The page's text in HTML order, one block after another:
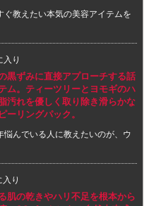
教えたい本気の美容アイテムを
入り
黒ずみに直接アプローチする話
ム。ティーツリーとヨモギのハ
汚れを優しく取り除き滑らかな
ーリングパック。
んでいる人に教えたいのが、ウ
入り
肌の乾きやハリ不足を根本から